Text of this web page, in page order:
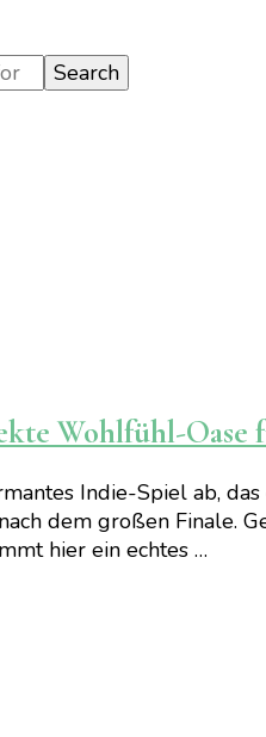
Wohlfühl-Oase
Indie-Spiel ab,
dem großen Finale.
hier ein echtes …